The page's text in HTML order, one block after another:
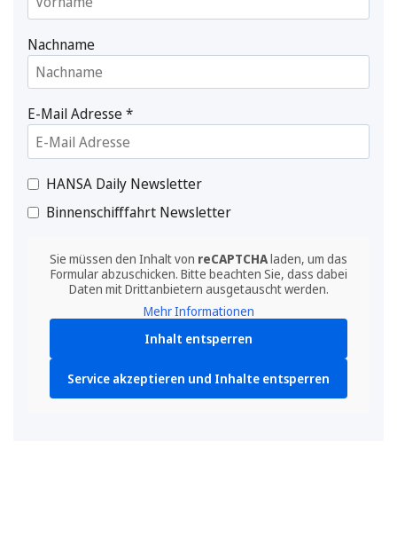
Nachname
E-Mail Adresse*
HANSA Daily Newsletter
Binnenschifffahrt Newsletter
Sie müssen den Inhalt von reCAPTCHAladen, um das
Formular abzuschicken. Bitte beachten Sie, dass dabei
Daten mit Drittanbietern ausgetauscht werden.
Mehr Informationen
Inhalt entsperren
Service akzeptieren und Inhalte entsperren